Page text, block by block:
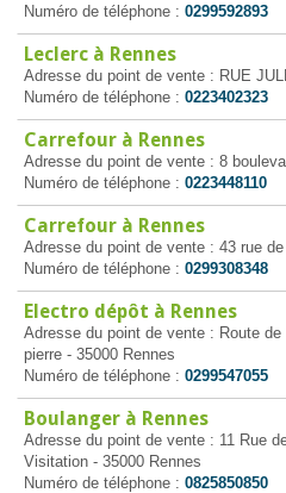
Numéro de téléphone : 0299592893
Leclerc à Rennes
Adresse du point de vente : RUE
Numéro de téléphone : 0223402323
Carrefour à Rennes
Adresse du point de vente : 8
Numéro de téléphone : 0223448110
Carrefour à Rennes
Adresse du point de vente : 43 rue
Numéro de téléphone : 0299308348
Electro dépôt à Rennes
Adresse du point de vente : Route
pierre - 35000 Rennes
Numéro de téléphone : 0299547055
Boulanger à Rennes
Adresse du point de vente : 11 Rue
Visitation - 35000 Rennes
Numéro de téléphone : 0825850850